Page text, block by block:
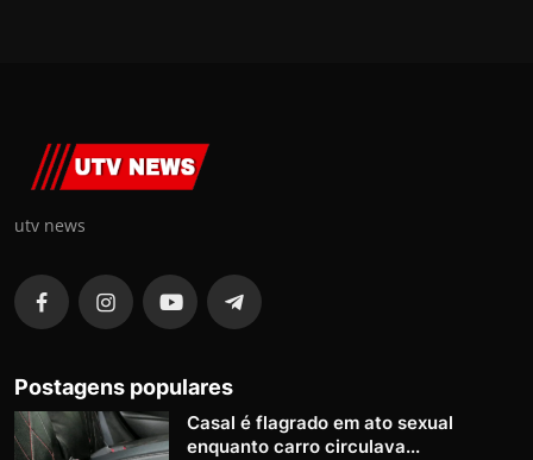
utv news
Postagens populares
Casal é flagrado em ato sexual
enquanto carro circulava...